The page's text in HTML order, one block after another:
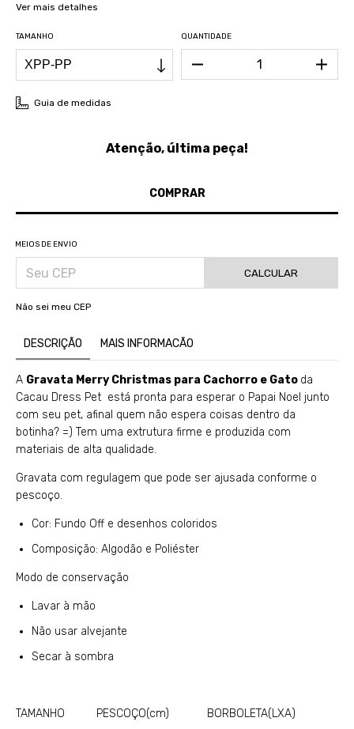
Ver mais detalhes
TAMANHO QUANTIDADE
Guia de medidas
Atenção, última peça!
MEIOS DE ENVIO
CALCULAR
Não sei meu CEP
DESCRIÇÃO MAIS INFORMACÃO
A Gravata Merry Christmas para Cachorro e Gato da
Cacau Dress Pet está pronta para esperar o Papai Noel junto
com seu pet, afinal quem não espera coisas dentro da
botinha? =) Tem uma extrutura firme e produzida com
materiais de alta qualidade.
Gravata com regulagem que pode ser ajusada conforme o
pescoço.
Cor: Fundo Off e desenhos coloridos
Composição: Algodão e Poliéster
Modo de conservação
Lavar à mão
Não usar alvejante
Secar à sombra
TAMANHO PESCOÇO(cm) BORBOLETA(LXA)